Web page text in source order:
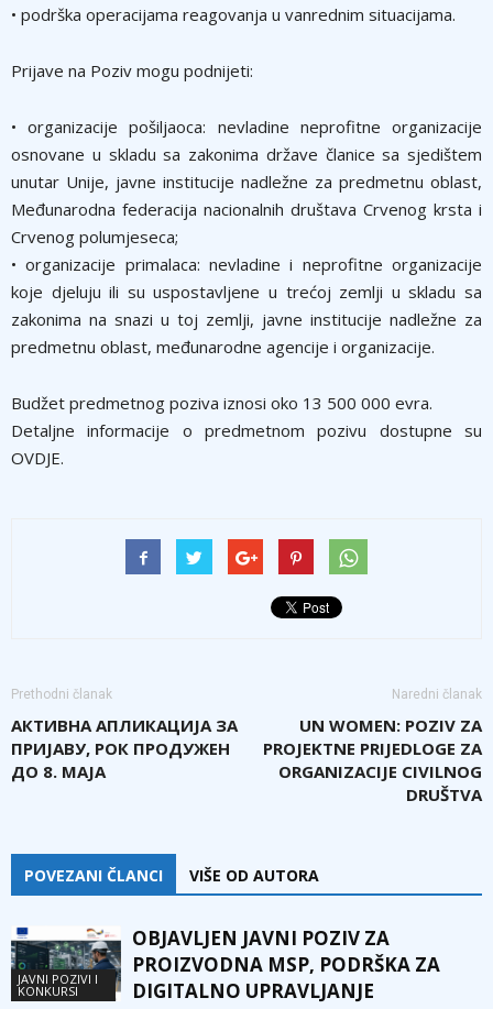
• podrška operacijama reagovanja u vanrednim situacijama.
Prijave na Poziv mogu podnijeti:
• organizacije pošilјaoca: nevladine neprofitne organizacije
osnovane u skladu sa zakonima države članice sa sjedištem
unutar Unije, javne institucije nadležne za predmetnu oblast,
Međunarodna federacija nacionalnih društava Crvenog krsta i
Crvenog polumjeseca;
• organizacije primalaca: nevladine i neprofitne organizacije
koje djeluju ili su uspostavlјene u trećoj zemlјi u skladu sa
zakonima na snazi u toj zemlјi, javne institucije nadležne za
predmetnu oblast, međunarodne agencije i organizacije.
Budžet predmetnog poziva iznosi oko 13 500 000 evra.
Detalјne informacije o predmetnom pozivu dostupne su
OVDJE.
Prethodni članak
АКТИВНА АПЛИКАЦИЈА ЗА
ПРИЈАВУ, РОК ПРОДУЖЕН
ДО 8. МАЈА
Naredni članak
UN WOMEN: POZIV ZA
PROJEKTNE PRIJEDLOGE ZA
ORGANIZACIJE CIVILNOG
DRUŠTVA
POVEZANI ČLANCI VIŠE OD AUTORA
JAVNI POZIVI I
KONKURSI
OBJAVLJEN JAVNI POZIV ZA
PROIZVODNA MSP, PODRŠKA ZA
DIGITALNO UPRAVLJANJE